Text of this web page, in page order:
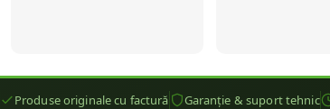
Produse originale cu factură Garanție & suport tehnic